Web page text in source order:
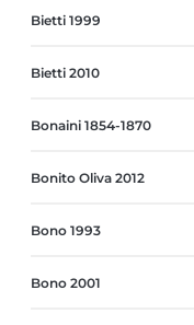
Bietti 1999
Bietti 2010
Bonaini 1854-1870
Bonito Oliva 2012
Bono 1993
Bono 2001